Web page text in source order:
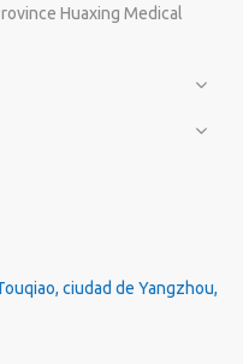
Huaxing Medical
ciudad de Yangzhou,